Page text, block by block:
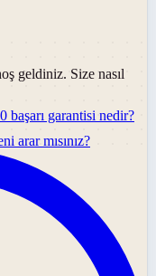
geldiniz. Size nasıl
başarı garantisi nedir?
arar mısınız?